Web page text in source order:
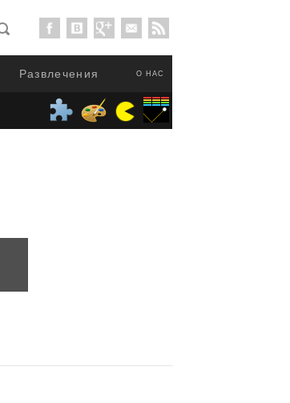
О НАС
Развлечения